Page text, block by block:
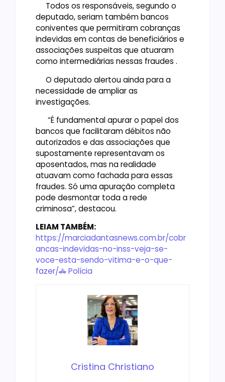
Todos os responsáveis, segundo o
deputado, seriam também bancos
coniventes que permitiram cobranças
indevidas em contas de beneficiários e
associações suspeitas que atuaram
como intermediárias nessas fraudes .
O deputado alertou ainda para a
necessidade de ampliar as
investigações.
“É fundamental apurar o papel dos
bancos que facilitaram débitos não
autorizados e das associações que
supostamente representavam os
aposentados, mas na realidade
atuavam como fachada para essas
fraudes. Só uma apuração completa
pode desmontar toda a rede
criminosa”, destacou.
LEIAM TAMBÉM:
https://marciadantasnews.com.br/cobr
ancas-indevidas-no-inss-veja-se-
voce-esta-sendo-vitima-e-o-que-
fazer/🚓 Polícia
Cristina Christiano